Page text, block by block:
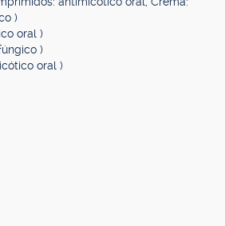
)
oral )
)
oral )